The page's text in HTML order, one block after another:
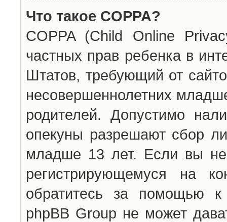
Что такое COPPA?
COPPA (Child Online
частных прав ребенка в
Штатов, требующий от
несовершеннолетних
родителей. Допустимо
опекуны разрешают сбор
младше 13 лет. Если вы
регистрирующемуся на
обратитесь за помощью к
phpBB Group не может